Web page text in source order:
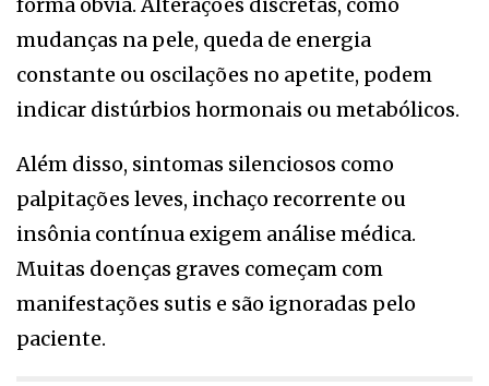
mudanças na pele, queda de energia
constante ou oscilações no apetite, podem
indicar distúrbios hormonais ou metabólicos.
Além disso, sintomas silenciosos como
palpitações leves, inchaço recorrente ou
insônia contínua exigem análise médica.
Muitas doenças graves começam com
manifestações sutis e são ignoradas pelo
paciente.